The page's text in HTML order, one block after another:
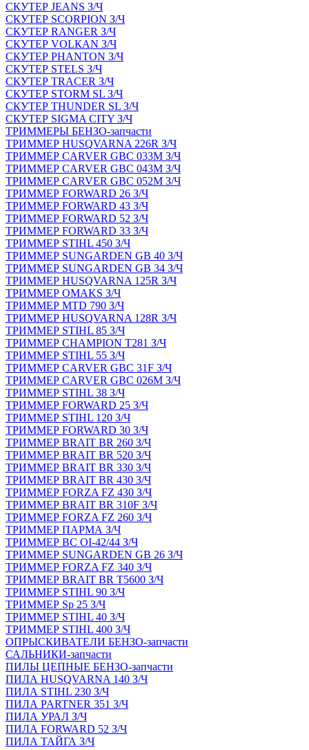
СКУТЕР JEANS З/Ч
СКУТЕР SCORPION З/Ч
СКУТЕР RANGER З/Ч
СКУТЕР VOLКAN З/Ч
СКУТЕР PHANTON З/Ч
СКУТЕР STELS З/Ч
СКУТЕР TRACER З/Ч
СКУТЕР STORM SL З/Ч
СКУТЕР THUNDER SL З/Ч
СКУТЕР SIGMA CITY З/Ч
ТРИММЕРЫ БЕНЗО-запчасти
ТРИММЕР HUSQVARNA 226R З/Ч
ТРИММЕР CARVER GBC 033M З/Ч
ТРИММЕР CARVER GBC 043M З/Ч
ТРИММЕР CARVER GBC 052M З/Ч
ТРИММЕР FORWARD 26 З/Ч
ТРИММЕР FORWARD 43 З/Ч
ТРИММЕР FORWARD 52 З/Ч
ТРИММЕР FORWARD 33 З/Ч
ТРИММЕР STIHL 450 З/Ч
ТРИММЕР SUNGARDEN GB 40 З/Ч
ТРИММЕР SUNGARDEN GB 34 З/Ч
ТРИММЕР HUSQVARNA 125R З/Ч
ТРИММЕР OMAKS З/Ч
ТРИММЕР MTD 790 З/Ч
ТРИММЕР HUSQVARNA 128R З/Ч
ТРИММЕР STIHL 85 З/Ч
ТРИММЕР CHAMPION T281 З/Ч
ТРИММЕР STIHL 55 З/Ч
ТРИММЕР CARVER GBC 31F З/Ч
ТРИММЕР CARVER GBC 026M З/Ч
ТРИММЕР STIHL 38 З/Ч
ТРИММЕР FORWARD 25 З/Ч
ТРИММЕР STIHL 120 З/Ч
ТРИММЕР FORWARD 30 З/Ч
ТРИММЕР BRAIT BR 260 З/Ч
ТРИММЕР BRAIT BR 520 З/Ч
ТРИММЕР BRAIT BR 330 З/Ч
ТРИММЕР BRAIT BR 430 З/Ч
ТРИММЕР FORZA FZ 430 З/Ч
ТРИММЕР BRAIT BR 310F З/Ч
ТРИММЕР FORZA FZ 260 З/Ч
ТРИММЕР ПАРМА З/Ч
ТРИММЕР BC OI-42/44 З/Ч
ТРИММЕР SUNGARDEN GB 26 З/Ч
ТРИММЕР FORZA FZ 340 З/Ч
ТРИММЕР BRAIT BR Т5600 З/Ч
ТРИММЕР STIHL 90 З/Ч
ТРИММЕР Sp 25 З/Ч
ТРИММЕР STIHL 40 З/Ч
ТРИММЕР STIHL 400 З/Ч
ОПРЫСКИВАТЕЛИ БЕНЗО-запчасти
САЛЬНИКИ-запчасти
ПИЛЫ ЦЕПНЫЕ БЕНЗО-запчасти
ПИЛА HUSQVARNA 140 З/Ч
ПИЛА STIHL 230 З/Ч
ПИЛА PARTNER 351 З/Ч
ПИЛА УРАЛ З/Ч
ПИЛА FORWARD 52 З/Ч
ПИЛА ТАЙГА З/Ч